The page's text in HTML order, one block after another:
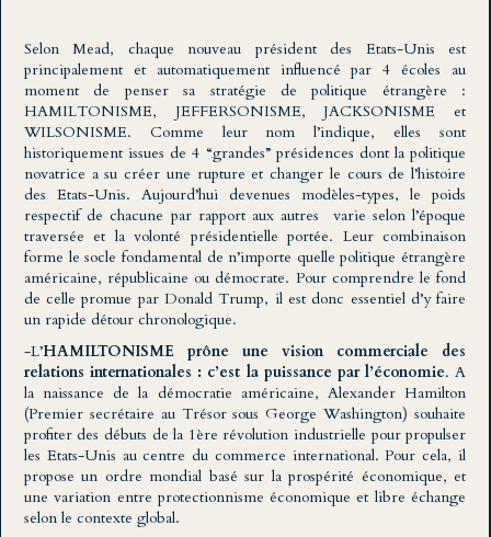
Selon Mead, chaque nouveau président des Etats-Unis est
principalement et automatiquement influencé par 4 écoles au
moment de penser sa stratégie de politique étrangère :
HAMILTONISME, JEFFERSONISME, JACKSONISME et
WILSONISME. Comme leur nom l’indique, elles sont
historiquement issues de 4 “grandes” présidences dont la politique
novatrice a su créer une rupture et changer le cours de l’histoire
des Etats-Unis. Aujourd’hui devenues modèles-types, le poids
respectif de chacune par rapport aux autres varie selon l’époque
traversée et la volonté présidentielle portée. Leur combinaison
forme le socle fondamental de n’importe quelle politique étrangère
américaine, républicaine ou démocrate. Pour comprendre le fond
de celle promue par Donald Trump, il est donc essentiel d’y faire
un rapide détour chronologique.
-L’HAMILTONISME prône une vision commerciale des
relations internationales : c’est la puissance par l’économie. A
la naissance de la démocratie américaine, Alexander Hamilton
(Premier secrétaire au Trésor sous George Washington) souhaite
profiter des débuts de la 1ère révolution industrielle pour propulser
les Etats-Unis au centre du commerce international. Pour cela, il
propose un ordre mondial basé sur la prospérité économique, et
une variation entre protectionnisme économique et libre échange
selon le contexte global.